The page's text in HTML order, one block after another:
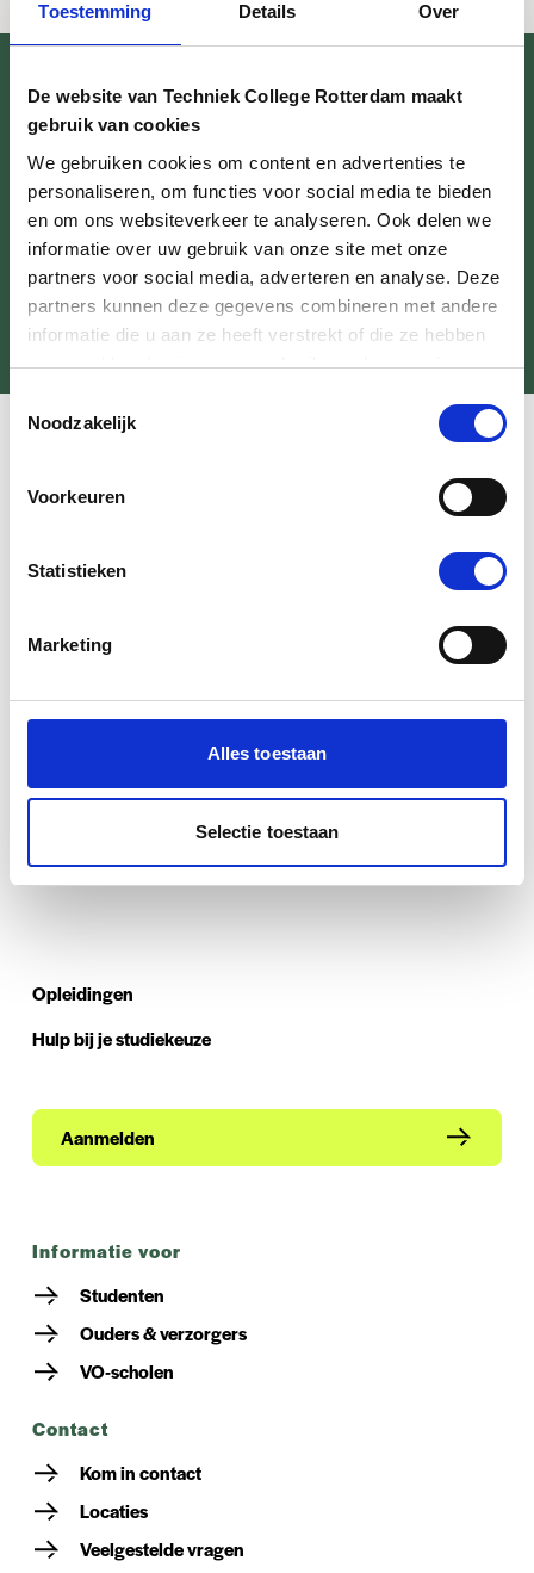
Toestemming Details Over
De website van Techniek College Rotterdam maakt
gebruik van cookies
We gebruiken cookies om content en advertenties te
personaliseren, om functies voor social media te bieden
en om ons websiteverkeer te analyseren. Ook delen we
informatie over uw gebruik van onze site met onze
partners voor social media, adverteren en analyse. Deze
partners kunnen deze gegevens combineren met andere
informatie die u aan ze heeft verstrekt of die ze hebben
verzameld op basis van uw gebruik van hun services.
Toestemmingsselectie
Noodzakelijk
Voorkeuren
Statistieken
Marketing
Alles toestaan
Selectie toestaan
Goede leerbedrijven zijn onmisbaar voor onze
leren ze wat er van hen wordt verwacht. Wil je onze
studenten inzetten? Wordt dan erkend leerbedrijf.
Opleidingen
Hulp bij je studiekeuze
Aanmelden
informatie voor
Studenten
Ouders & verzorgers
VO-scholen
contact
Kom in contact
Locaties
Veelgestelde vragen